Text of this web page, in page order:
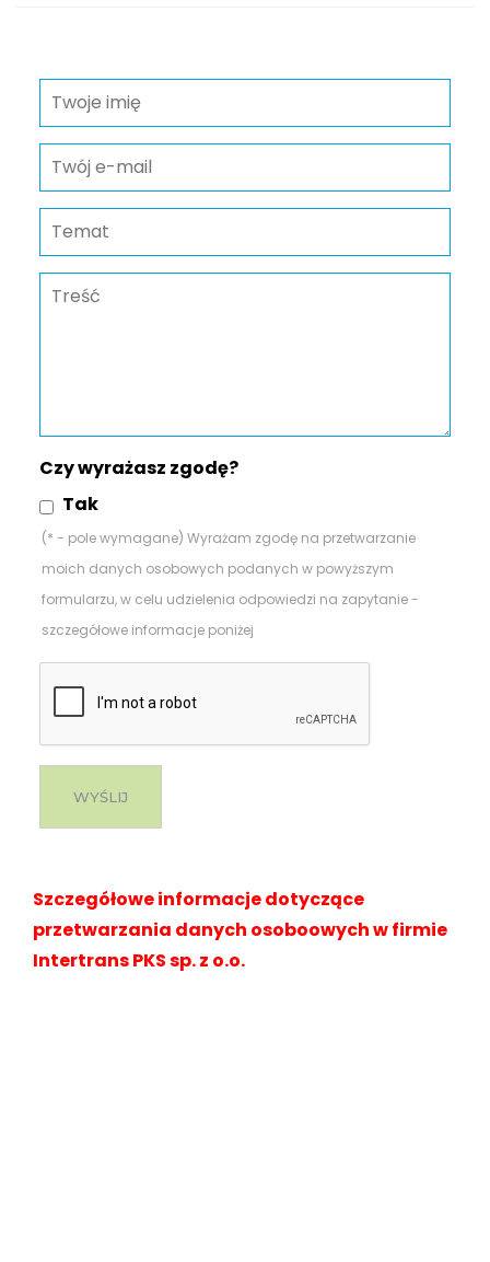
Czy wyrażasz zgodę?
Tak
(* - pole wymagane) Wyrażam zgodę na przetwarzanie
moich danych osobowych podanych w powyższym
formularzu, w celu udzielenia odpowiedzi na zapytanie -
szczegółowe informacje poniżej
WYŚLIJ
Szczegółowe informacje dotyczące
przetwarzania danych osoboowych w firmie
Intertrans PKS sp. z o.o.